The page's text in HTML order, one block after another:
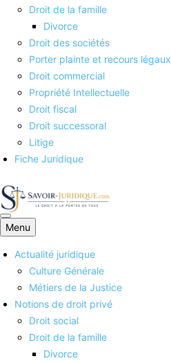
Droit de la famille
Divorce
Droit des sociétés
Porter plainte et recours légaux
Droit commercial
Propriété Intellectuelle
Droit fiscal
Droit successoral
Litige
Fiche Juridique
Savoirs juridiques
Menu
Actualité juridique
Culture Générale
Métiers de la Justice
Notions de droit privé
Droit social
Droit de la famille
Divorce